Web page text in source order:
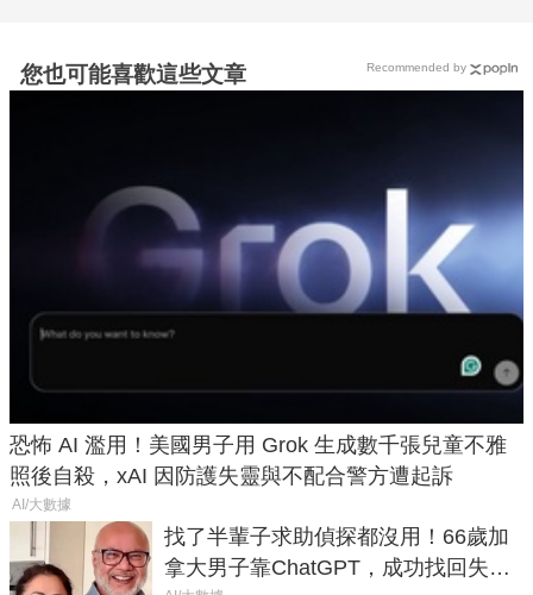
您也可能喜歡這些文章
恐怖 AI 濫用！美國男子用 Grok 生成數千張兒童不雅
照後自殺，xAI 因防護失靈與不配合警方遭起訴
AI/大數據
找了半輩子求助偵探都沒用！66歲加
拿大男子靠ChatGPT，成功找回失散
Recommended by